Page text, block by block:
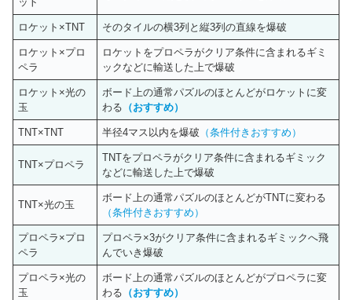
ロケット×TNT そのタイルの横3列と縦3列の直線を爆破
ロケット×プロ
ペラ
ロケットをプロペラがクリア条件に含まれるギミ
ックなどに輸送した上で爆破
ロケット×光の
玉
ボード上の通常パズルのほとんどがロケットに変
わる （おすすめ）
TNT×TNT 半径4マス以内を爆破 （条件付きおすすめ）
TNT×プロペラ
TNTをプロペラがクリア条件に含まれるギミック
などに輸送した上で爆破
TNT×光の玉
ボード上の通常パズルのほとんどがTNTに変わる
（条件付きおすすめ）
プロペラ×プロ
ペラ
プロペラ×3がクリア条件に含まれるギミックへ飛
んでいき爆破
プロペラ×光の
玉
ボード上の通常パズルのほとんどがプロペラに変
わる （おすすめ）